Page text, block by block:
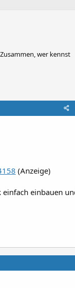
wer kennst
(Anzeige)
einfach einbauen